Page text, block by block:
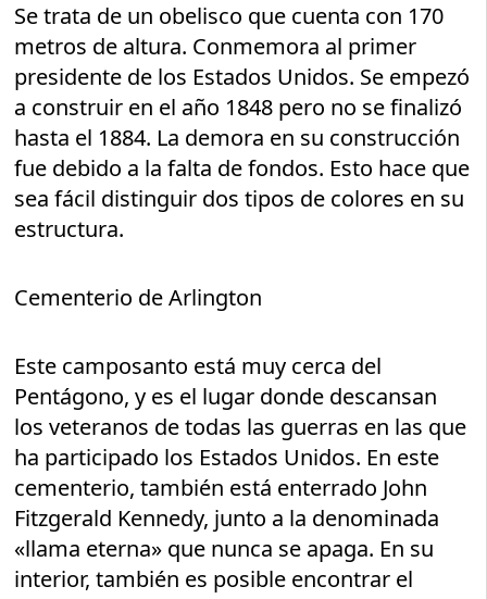
Se trata de un obelisco que cuenta con 170
metros de altura. Conmemora al primer
presidente de los Estados Unidos. Se empezó
a construir en el año 1848 pero no se finalizó
hasta el 1884. La demora en su construcción
fue debido a la falta de fondos. Esto hace que
sea fácil distinguir dos tipos de colores en su
estructura.
Cementerio de Arlington
Este camposanto está muy cerca del
Pentágono, y es el lugar donde descansan
los veteranos de todas las guerras en las que
ha participado los Estados Unidos. En este
cementerio, también está enterrado John
Fitzgerald Kennedy, junto a la denominada
«llama eterna» que nunca se apaga. En su
interior, también es posible encontrar el